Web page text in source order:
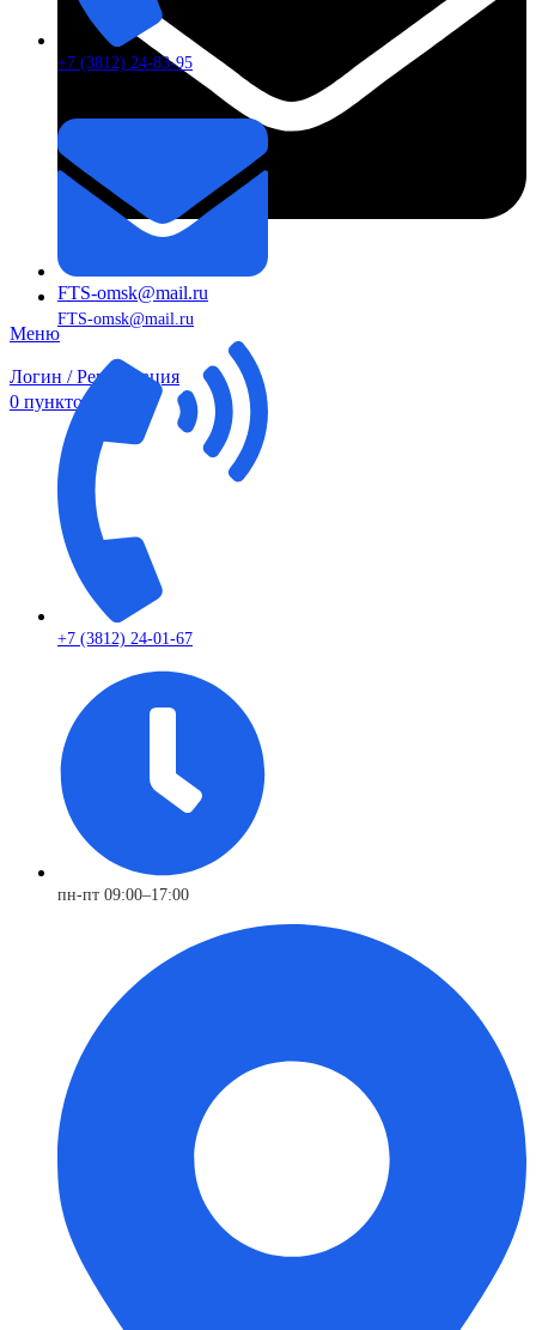
FTS-omsk@mail.ru
Меню
Логин / Регистрация
0 пунктов
+7 (3812) 24-83-95
FTS-omsk@mail.ru
+7 (3812) 24-01-67
пн-пт 09:00–17:00